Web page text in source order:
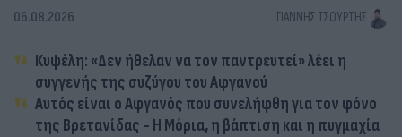
06.08.2026 ΓΙΆΝΝΗΣ ΤΣΟΎΡΤΗΣ
Κυψέλη: «Δεν ήθελαν να τον παντρευτεί» λέει η
συγγενής της συζύγου του Αφγανού
Αυτός είναι ο Αφγανός που συνελήφθη για τον φόνο
της Βρετανίδας - Η Μόρια, η βάπτιση και η πυγμαχία